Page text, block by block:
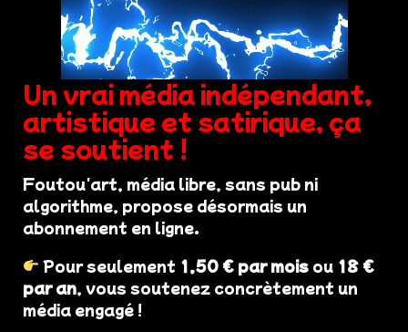
Un vrai média indépendant,
artistique et satirique, ça
se soutient !
Foutou'art, média libre, sans pub ni
algorithme, propose désormais un
abonnement en ligne.
Pour seulement 1,50 € par mois ou 18 €
par an, vous soutenez concrètement un
média engagé !